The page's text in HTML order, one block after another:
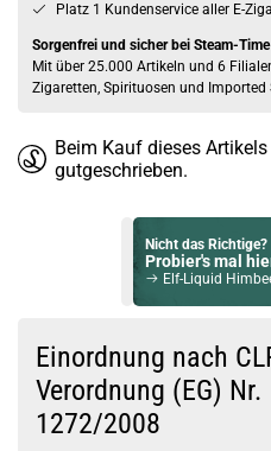
Platz 1 Kundenservice aller E-
Sorgenfrei und sicher bei Steam-
Mit über 25.000 Artikeln und 6
Zigaretten, Spirituosen und Imported
Beim Kauf dieses
gutgeschrieben.
Nicht das Richtige?
Probier's mal
Elf-Liquid
Check das mal!
Green No. 2 – KTS
Du willst Kröten
Schau mal hier!
Einordnung nach
Verordnung (EG) Nr.
1272/2008